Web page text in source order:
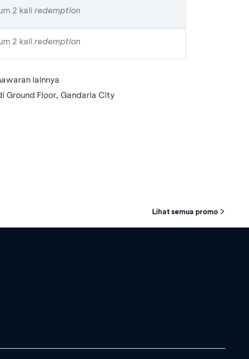
2 kali redemption
2 kali redemption
lainnya
Ground Floor, Gandaria City
Lihat semua promo